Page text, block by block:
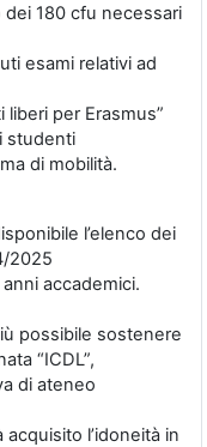
180 cfu necessari
esami relativi ad
liberi per Erasmus”
studenti
di mobilità.
l’elenco dei
2025
accademici.
possibile sostenere
“ICDL”,
di ateneo
l’idoneità in